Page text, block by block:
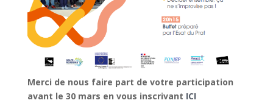
Merci de nous faire part de votre participation
avant le 30 mars en vous inscrivant ICI